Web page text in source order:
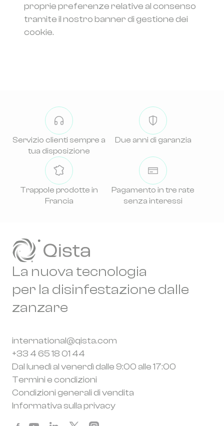
proprie preferenze relative al consenso
tramite il nostro banner di gestione dei
cookie.
Servizio clienti sempre a
tua disposizione
Due anni di garanzia
Trappole prodotte in
Francia
Pagamento in tre rate
senza interessi
La nuova tecnologia
per la disinfestazione dalle
zanzare
international@qista.com
+33 4 65 18 01 44
Dal lunedì al venerdì dalle 9:00 alle 17:00
Termini e condizioni
Condizioni generali di vendita
Informativa sulla privacy